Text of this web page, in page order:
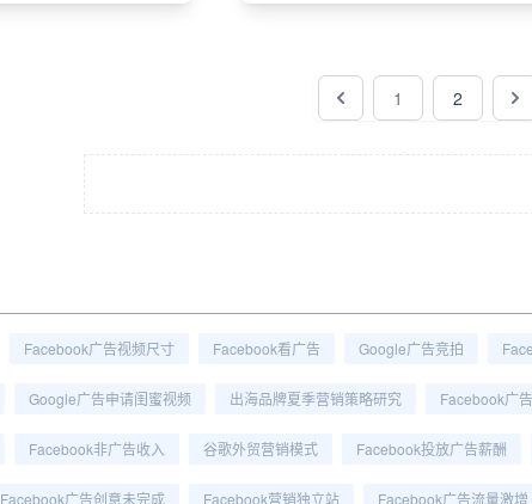
1 2
Facebook广告视频尺寸 Facebook看广告 Google广告竞拍
Google广告申请闺蜜视频 出海品牌夏季营销策略研究 Facebook广
Facebook非广告收入 谷歌外贸营销模式 Facebook投放广告薪酬
Facebook广告创意未完成 Facebook营销独立站 Facebook广告流量激增